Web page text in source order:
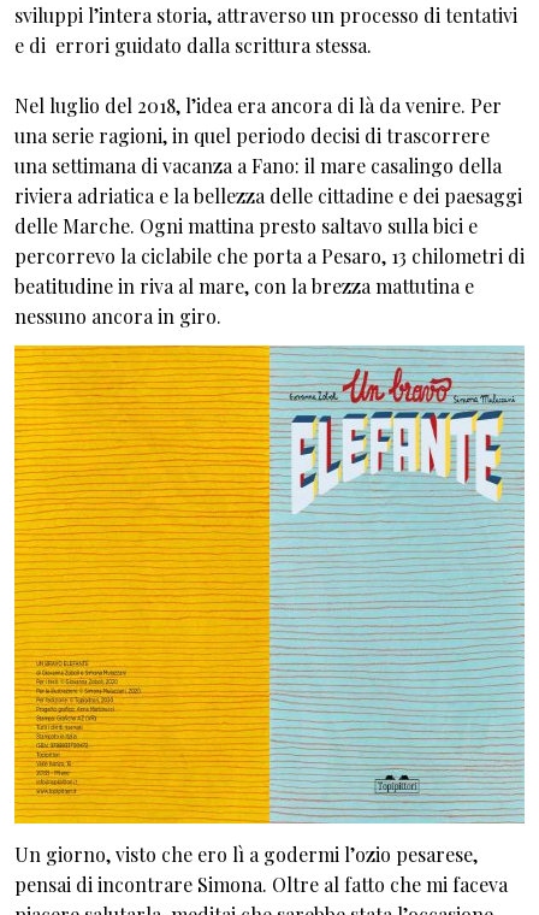
sviluppi l’intera storia, attraverso un processo di tentativi
e di errori guidato dalla scrittura stessa.
Nel luglio del 2018, l’idea era ancora di là da venire. Per
una serie ragioni, in quel periodo decisi di trascorrere
una settimana di vacanza a Fano: il mare casalingo della
riviera adriatica e la bellezza delle cittadine e dei paesaggi
delle Marche. Ogni mattina presto saltavo sulla bici e
percorrevo la ciclabile che porta a Pesaro, 13 chilometri di
beatitudine in riva al mare, con la brezza mattutina e
nessuno ancora in giro.
Un giorno, visto che ero lì a godermi l’ozio pesarese,
pensai di incontrare Simona. Oltre al fatto che mi faceva